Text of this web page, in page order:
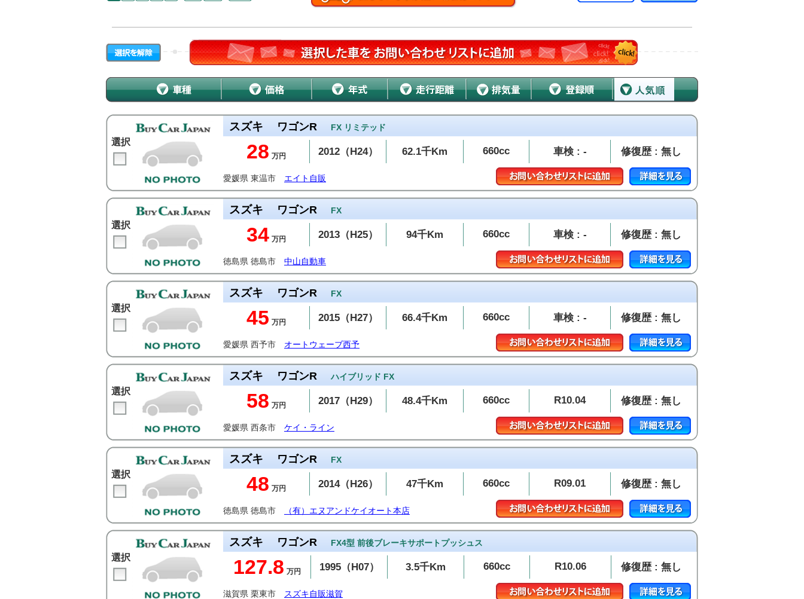
選択
スズキ ワゴンR FX リミテッド
28 万円 2012（H24） 62.1千Km 660cc 車検 : - 修復歴 : 無し
愛媛県 東温市 エイト自販
選択
スズキ ワゴンR FX
34 万円 2013（H25） 94千Km 660cc 車検 : - 修復歴 : 無し
徳島県 徳島市 中山自動車
選択
スズキ ワゴンR FX
45 万円 2015（H27） 66.4千Km 660cc 車検 : - 修復歴 : 無し
愛媛県 西予市 オートウェーブ西予
選択
スズキ ワゴンR ハイブリッド FX
58 万円 2017（H29） 48.4千Km 660cc R10.04 修復歴 : 無し
愛媛県 西条市 ケイ・ライン
選択
スズキ ワゴンR FX
48 万円 2014（H26） 47千Km 660cc R09.01 修復歴 : 無し
徳島県 徳島市 （有）エヌアンドケイオート本店
選択
スズキ ワゴンR FX4型 前後ブレーキサポートプッシュス
127.8 万円 1995（H07） 3.5千Km 660cc R10.06 修復歴 : 無し
滋賀県 栗東市 スズキ自販滋賀